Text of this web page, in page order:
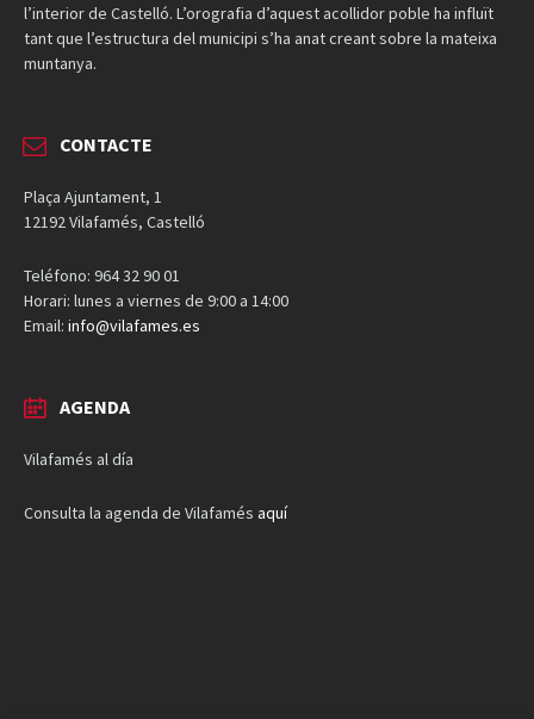
l’interior de Castelló. L’orografia d’aquest acollidor poble ha influït
tant que l’estructura del municipi s’ha anat creant sobre la mateixa
muntanya.
CONTACTE
Plaça Ajuntament, 1
12192 Vilafamés, Castelló
Teléfono: 964 32 90 01
Horari: lunes a viernes de 9:00 a 14:00
Email: info@vilafames.es
AGENDA
Vilafamés al día
Consulta la agenda de Vilafamés aquí